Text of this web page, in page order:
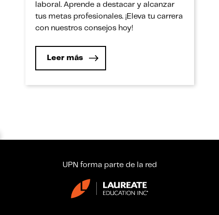
laboral. Aprende a destacar y alcanzar
tus metas profesionales. ¡Eleva tu carrera
con nuestros consejos hoy!
Leer más
UPN forma parte de la red